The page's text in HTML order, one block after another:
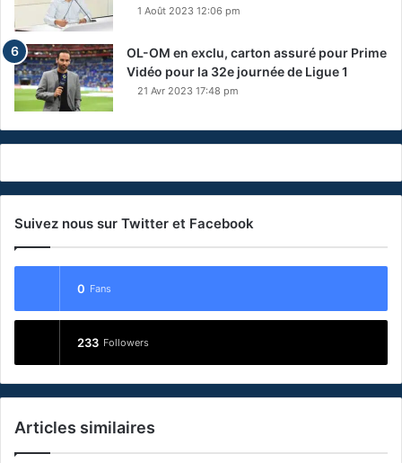
1 Août 2023 12:06 pm
OL-OM en exclu, carton assuré pour Prime
Vidéo pour la 32e journée de Ligue 1
21 Avr 2023 17:48 pm
Suivez nous sur Twitter et Facebook
0 Fans
233 Followers
Articles similaires